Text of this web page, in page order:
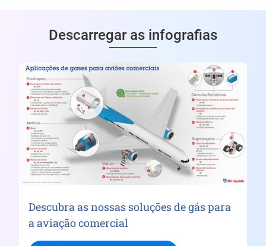
Descarregar as infografias
Descubra as nossas soluções de gás para
a aviação comercial